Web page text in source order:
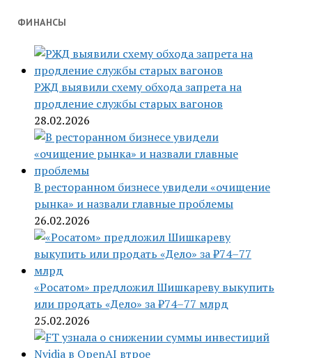
ФИНАНСЫ
РЖД выявили схему обхода запрета на
продление службы старых вагонов
28.02.2026
В ресторанном бизнесе увидели «очищение
рынка» и назвали главные проблемы
26.02.2026
«Росатом» предложил Шишкареву выкупить
или продать «Дело» за ₽74–77 млрд
25.02.2026